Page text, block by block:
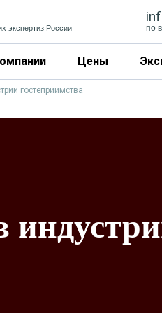
экспертиз России по
Цены
гостеприимства